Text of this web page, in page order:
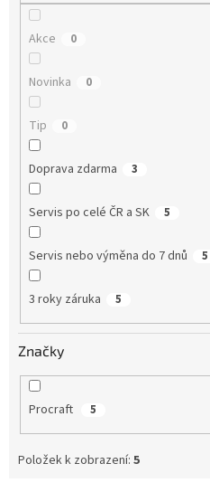
Akce 0
Novinka 0
Tip 0
Doprava zdarma 3
Servis po celé ČR a SK 5
Servis nebo výměna do 7 dnů 5
3 roky záruka 5
Značky
Procraft 5
Položek k zobrazení: 5